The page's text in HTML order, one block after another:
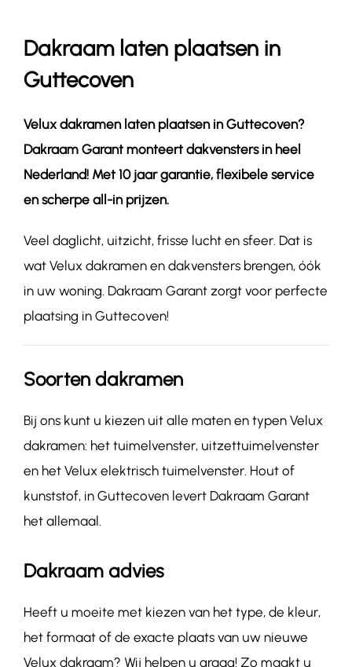
Contact
Dakraam laten plaatsen in
Guttecoven
Velux dakramen laten plaatsen inGuttecoven?
Dakraam Garant monteert dakvensters in heel
Nederland! Met 10 jaar garantie, flexibele service
en scherpe all-in prijzen.
Veel daglicht, uitzicht, frisse lucht en sfeer. Dat is
wat Velux dakramen en dakvensters brengen, óók
in uw woning. Dakraam Garant zorgt voor perfecte
plaatsing in Guttecoven!
Soorten dakramen
Bij ons kunt u kiezen uit alle maten en typen Velux
dakramen: het tuimelvenster, uitzettuimelvenster
en het Velux elektrisch tuimelvenster. Hout of
kunststof, in Guttecoven levert Dakraam Garant
het allemaal.
Dakraam advies
Heeft u moeite met kiezen van het type, de kleur,
het formaat of de exacte plaats van uw nieuwe
Velux dakraam? Wij helpen u graag! Zo maakt u